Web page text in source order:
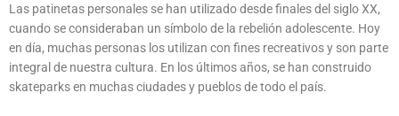
Las patinetas personales se han utilizado desde finales del siglo XX,
cuando se consideraban un símbolo de la rebelión adolescente. Hoy
en día, muchas personas los utilizan con fines recreativos y son parte
integral de nuestra cultura. En los últimos años, se han construido
skateparks en muchas ciudades y pueblos de todo el país.